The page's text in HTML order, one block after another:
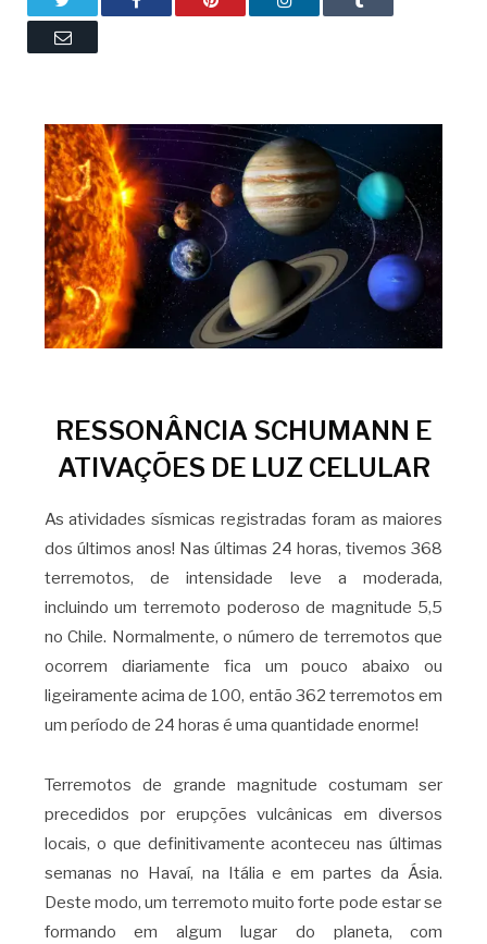
Email
RESSONÂNCIA SCHUMANN E
ATIVAÇÕES DE LUZ CELULAR
As atividades sísmicas registradas foram as maiores
dos últimos anos! Nas últimas 24 horas, tivemos 368
terremotos, de intensidade leve a moderada,
incluindo um terremoto poderoso de magnitude 5,5
no Chile. Normalmente, o número de terremotos que
ocorrem diariamente fica um pouco abaixo ou
ligeiramente acima de 100, então 362 terremotos em
um período de 24 horas é uma quantidade enorme!
Terremotos de grande magnitude costumam ser
precedidos por erupções vulcânicas em diversos
locais, o que definitivamente aconteceu nas últimas
semanas no Havaí, na Itália e em partes da Ásia.
Deste modo, um terremoto muito forte pode estar se
formando em algum lugar do planeta, com